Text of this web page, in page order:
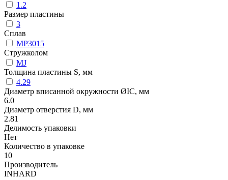
1.2
Размер пластины
3
Сплав
MP3015
Стружколом
MJ
Толщина пластины S, мм
4.29
Диаметр вписанной окружности ØIC, мм
6.0
Диаметр отверстия D, мм
2.81
Делимость упаковки
Нет
Количество в упаковке
10
Производитель
INHARD